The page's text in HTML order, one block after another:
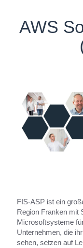
AWS
FIS-ASP ist ein
Region Franken mit
Microsoftsysteme
Unternehmen, die
sehen, setzen auf